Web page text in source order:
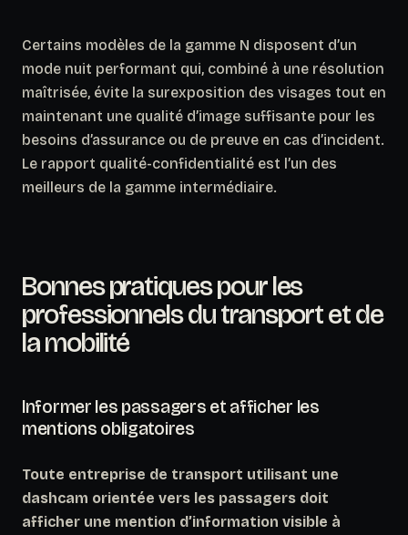
Certains modèles de la gamme N disposent d’un
mode nuit performant qui, combiné à une résolution
maîtrisée, évite la surexposition des visages tout en
maintenant une qualité d’image suffisante pour les
besoins d’assurance ou de preuve en cas d’incident.
Le rapport qualité-confidentialité est l’un des
meilleurs de la gamme intermédiaire.
Bonnes pratiques pour les
professionnels du transport et de
la mobilité
Informer les passagers et afficher les
mentions obligatoires
Toute entreprise de transport utilisant une
dashcam orientée vers les passagers doit
afficher une mention d’information visible à